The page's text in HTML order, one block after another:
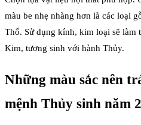
màu be nhẹ nhàng hơn là các loại
Thổ. Sử dụng kính, kim loại sẽ làm
Kim, tương sinh với hành Thủy.
Những màu sắc nên
mệnh Thủy sinh năm